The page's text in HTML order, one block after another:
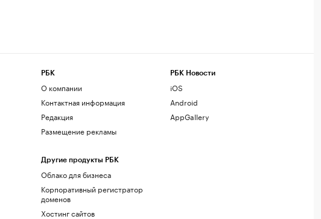
РБК
О компании
Контактная информация
Редакция
Размещение рекламы
Другие продукты РБК
Облако для бизнеса
Корпоративный регистратор
доменов
Хостинг сайтов
РБК Новости
iOS
Android
AppGallery